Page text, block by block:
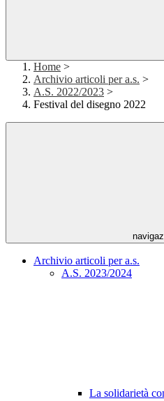
Home >
Archivio articoli per a.s. >
A.S. 2022/2023 >
Festival del disegno 2022
Archivio articoli per a.s.
A.S. 2023/2024
La solidarietà